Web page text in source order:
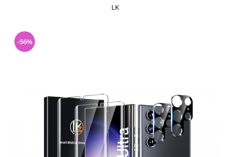
Accesorii usi
Iluminat & Electrice
Kit-uri automatizari porti si usi
LK
-56%